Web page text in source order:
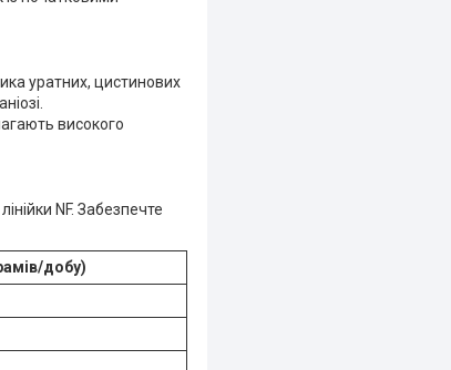
уратних, цистинових
високого
NF. Забезпечте
добу)